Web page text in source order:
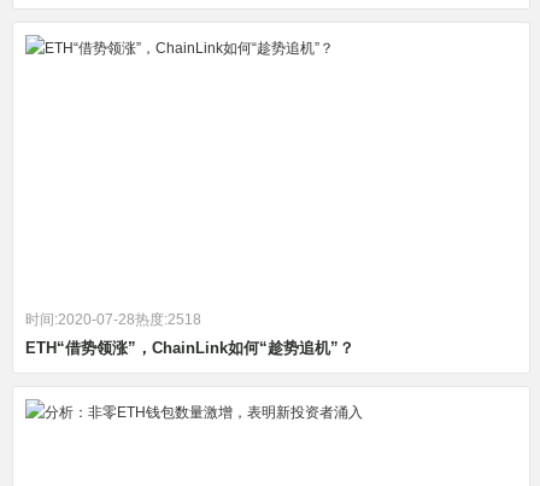
时间:2020-07-28热度:2518
ETH“借势领涨”，ChainLink如何“趁势追机”？